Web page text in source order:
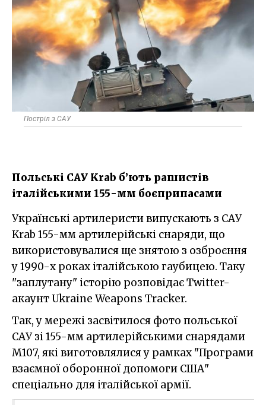
Постріл з САУ
Польські САУ Krab б’ють рашистів
італійськими 155-мм боєприпасами
Українські артилеристи випускають з САУ
Krab 155-мм артилерійські снаряди, що
використовувалися ще знятою з озброєння
у 1990-х роках італійською гаубицею. Таку
"заплутану" історію розповідає Twitter-
акаунт Ukraine Weapons Tracker.
Так, у мережі засвітилося фото польської
САУ зі 155-мм артилерійськими снарядами
M107, які виготовлялися у рамках "Програми
взаємної оборонної допомоги США"
спеціально для італійської армії.